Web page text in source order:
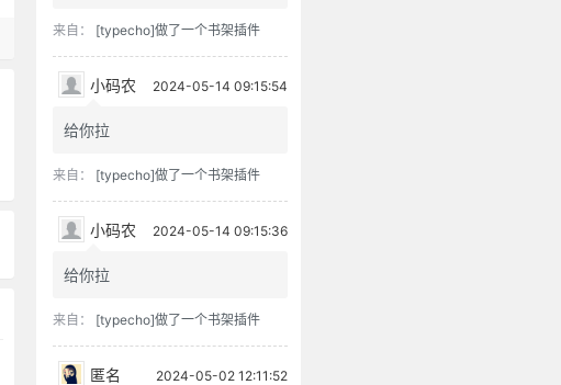
来自： [typecho]做了一个书架插件
小码农 2024-05-14 09:15:54
给你拉
来自： [typecho]做了一个书架插件
小码农 2024-05-14 09:15:36
给你拉
来自： [typecho]做了一个书架插件
匿名 2024-05-02 12:11:52